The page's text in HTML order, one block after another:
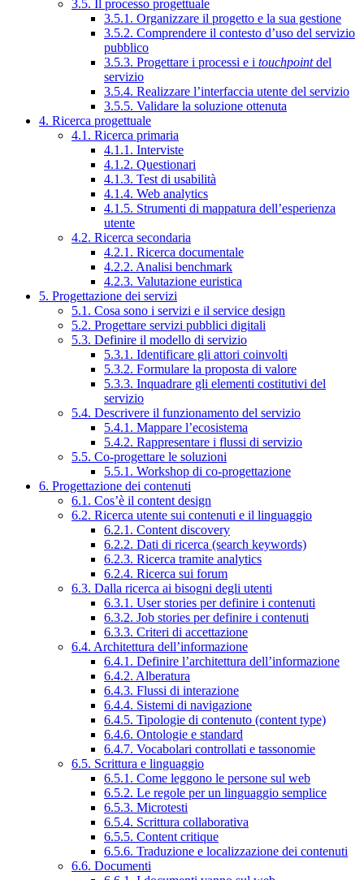
3.5. Il processo progettuale
3.5.1. Organizzare il progetto e la sua gestione
3.5.2. Comprendere il contesto d’uso del servizio
pubblico
3.5.3. Progettare i processi e i touchpointdel
servizio
3.5.4. Realizzare l’interfaccia utente del servizio
3.5.5. Validare la soluzione ottenuta
4. Ricerca progettuale
4.1. Ricerca primaria
4.1.1. Interviste
4.1.2. Questionari
4.1.3. Test di usabilità
4.1.4. Web analytics
4.1.5. Strumenti di mappatura dell’esperienza
utente
4.2. Ricerca secondaria
4.2.1. Ricerca documentale
4.2.2. Analisi benchmark
4.2.3. Valutazione euristica
5. Progettazione dei servizi
5.1. Cosa sono i servizi e il service design
5.2. Progettare servizi pubblici digitali
5.3. Definire il modello di servizio
5.3.1. Identificare gli attori coinvolti
5.3.2. Formulare la proposta di valore
5.3.3. Inquadrare gli elementi costitutivi del
servizio
5.4. Descrivere il funzionamento del servizio
5.4.1. Mappare l’ecosistema
5.4.2. Rappresentare i flussi di servizio
5.5. Co-progettare le soluzioni
5.5.1. Workshop di co-progettazione
6. Progettazione dei contenuti
6.1. Cos’è il content design
6.2. Ricerca utente sui contenuti e il linguaggio
6.2.1. Content discovery
6.2.2. Dati di ricerca (search keywords)
6.2.3. Ricerca tramite analytics
6.2.4. Ricerca sui forum
6.3. Dalla ricerca ai bisogni degli utenti
6.3.1. User stories per definire i contenuti
6.3.2. Job stories per definire i contenuti
6.3.3. Criteri di accettazione
6.4. Architettura dell’informazione
6.4.1. Definire l’architettura dell’informazione
6.4.2. Alberatura
6.4.3. Flussi di interazione
6.4.4. Sistemi di navigazione
6.4.5. Tipologie di contenuto (content type)
6.4.6. Ontologie e standard
6.4.7. Vocabolari controllati e tassonomie
6.5. Scrittura e linguaggio
6.5.1. Come leggono le persone sul web
6.5.2. Le regole per un linguaggio semplice
6.5.3. Microtesti
6.5.4. Scrittura collaborativa
6.5.5. Content critique
6.5.6. Traduzione e localizzazione dei contenuti
6.6. Documenti